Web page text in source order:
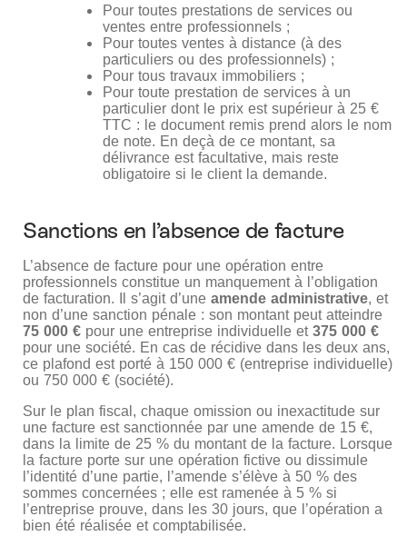
Pour toutes prestations de services ou
ventes entre professionnels ;
Pour toutes ventes à distance (à des
particuliers ou des professionnels) ;
Pour tous travaux immobiliers ;
Pour toute prestation de services à un
particulier dont le prix est supérieur à 25 €
TTC : le document remis prend alors le nom
de note. En deçà de ce montant, sa
délivrance est facultative, mais reste
obligatoire si le client la demande.
Sanctions en l’absence de facture
L’absence de facture pour une opération entre
professionnels constitue un manquement à l’obligation
de facturation. Il s’agit d’une amende administrative, et
non d’une sanction pénale : son montant peut atteindre
75 000 € pour une entreprise individuelle et 375 000 €
pour une société. En cas de récidive dans les deux ans,
ce plafond est porté à 150 000 € (entreprise individuelle)
ou 750 000 € (société).
Sur le plan fiscal, chaque omission ou inexactitude sur
une facture est sanctionnée par une amende de 15 €,
dans la limite de 25 % du montant de la facture. Lorsque
la facture porte sur une opération fictive ou dissimule
l’identité d’une partie, l’amende s’élève à 50 % des
sommes concernées ; elle est ramenée à 5 % si
l’entreprise prouve, dans les 30 jours, que l’opération a
bien été réalisée et comptabilisée.